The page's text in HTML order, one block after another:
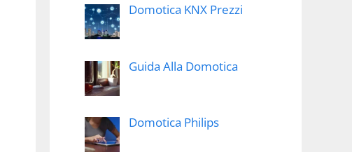
Domotica KNX Prezzi
Guida Alla Domotica
Domotica Philips